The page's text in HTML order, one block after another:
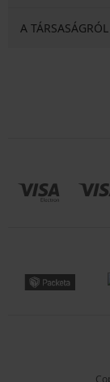
A TÁRSASÁGRÓL